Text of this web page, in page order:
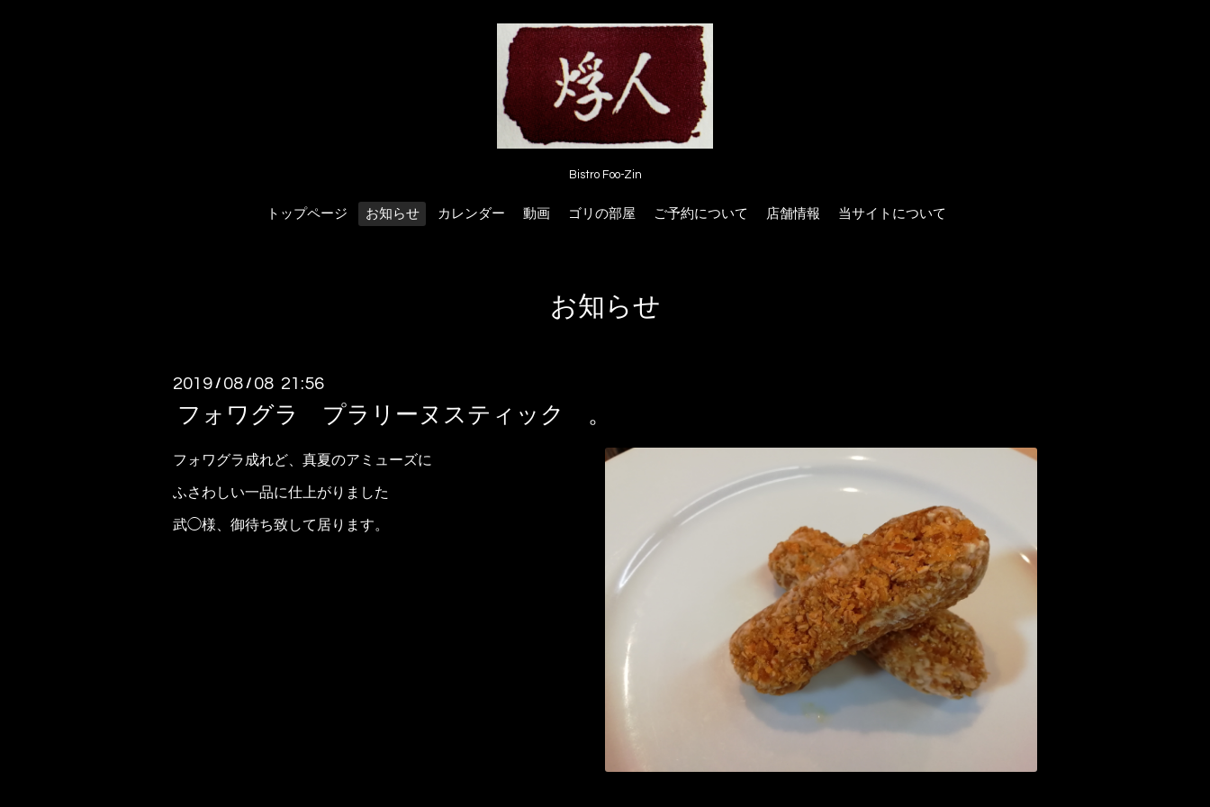
Bistro Foo-Zin
トップページ お知らせ カレンダー 動画 ゴリの部屋 ご予約について 店舗情報 当サイトについて
お知らせ
2019 / 08 / 08 21:56
フォワグラ プラリーヌスティック 。
フォワグラ成れど、真夏のアミューズに
ふさわしい一品に仕上がりました
武◯様、御待ち致して居ります。